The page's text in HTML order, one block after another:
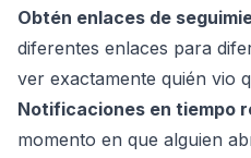
Obtén enlaces de
diferentes enlaces para
ver exactamente quién vio
Notificaciones en tiempo
momento en que alguien